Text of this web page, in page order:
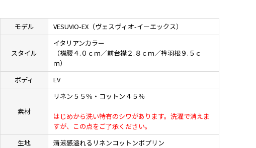
モデル VESUVIO-EX（ヴェスヴィオ-イーエックス）
スタイル
イタリアンカラー
（襟腰４.０ｃｍ／前台襟２.８ｃｍ／衿羽根９.５ｃ
ｍ）
ボディ
EV
素材
リネン５５％・コットン４５％
はじめから洗い特有のシワがあります。洗濯で消えま
すが、この点をご了承ください。
生地
清涼感溢れるリネンコットンポプリン